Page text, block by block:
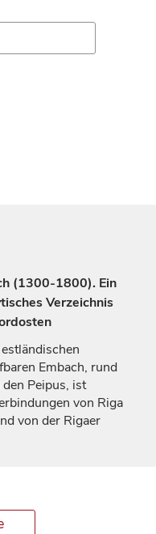
(1300-1800). Ein
Verzeichnis
Embach, rund
Peipus, ist
von Riga
von der Rigaer